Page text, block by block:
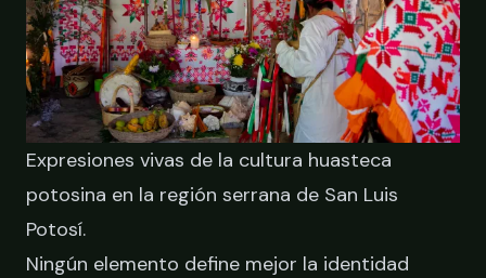
Expresiones vivas de la cultura huasteca
potosina en la región serrana de San Luis
Potosí.
Ningún elemento define mejor la identidad